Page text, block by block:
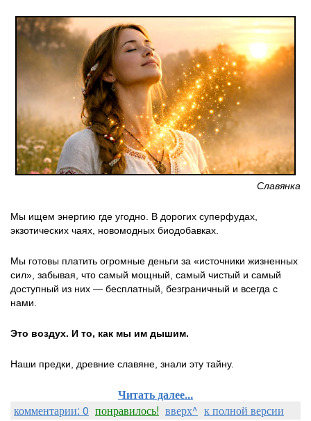
Славянка
Мы ищем энергию где угодно. В дорогих суперфудах,
экзотических чаях, новомодных биодобавках.
Мы готовы платить огромные деньги за «источники жизненных
сил», забывая, что самый мощный, самый чистый и самый
доступный из них — бесплатный, безграничный и всегда с
нами.
Это воздух. И то, как мы им дышим.
Наши предки, древние славяне, знали эту тайну.
Читать далее...
комментарии: 0 понравилось! вверх^ к полной версии